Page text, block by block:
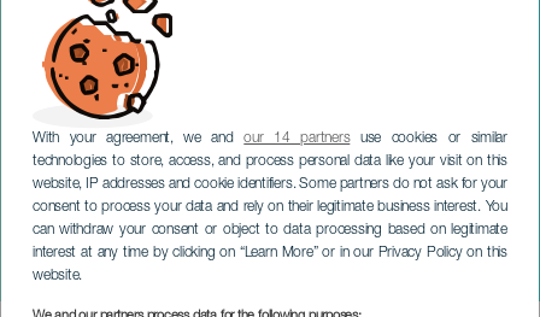
With your agreement, we andour 14 partnersuse cookies or similar
technologies to store, access, and process personal data like your visit on this
website, IP addresses and cookie identifiers. Some partners do not ask for your
consent to process your data and rely on their legitimate business interest. You
can withdraw your consent or object to data processing based on legitimate
interest at any time by clicking on “Learn More” or in our Privacy Policy on this
website.Los Claveles
GRAN CANARIA